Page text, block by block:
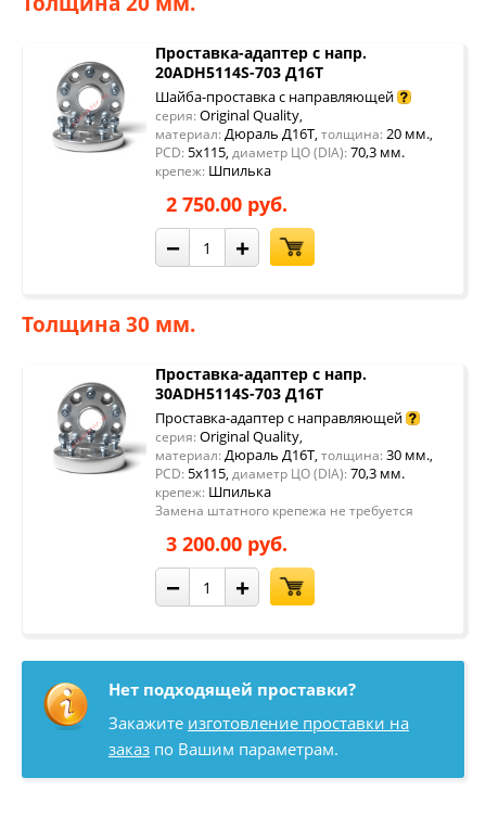
Проставка-адаптер с напр.
20ADH5114S-703 Д16Т
Шайба-проставка с направляющей
серия: Original Quality,
материал: Дюраль Д16Т, толщина: 20 мм.,
PCD: 5x115, диаметр ЦО (DIA): 70,3 мм.
крепеж: Шпилька
2 750.00 руб.
− +
Толщина 30 мм.
Проставка-адаптер с напр.
30ADH5114S-703 Д16Т
Проставка-адаптер с направляющей
серия: Original Quality,
материал: Дюраль Д16Т, толщина: 30 мм.,
PCD: 5x115, диаметр ЦО (DIA): 70,3 мм.
крепеж: Шпилька
Замена штатного крепежа не требуется
3 200.00 руб.
− +
Нет подходящей проставки?
Закажите изготовление проставки на
заказ по Вашим параметрам.